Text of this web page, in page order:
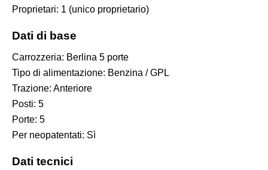
Proprietari: 1 (unico proprietario)
Dati di base
Carrozzeria: Berlina 5 porte
Tipo di alimentazione: Benzina / GPL
Trazione: Anteriore
Posti: 5
Porte: 5
Per neopatentati: Sì
Dati tecnici